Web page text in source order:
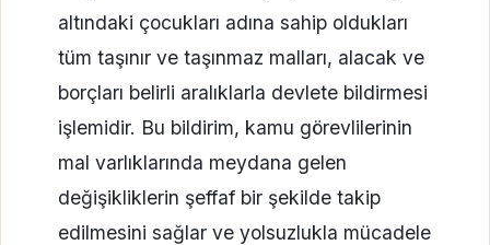
altındaki çocukları adına sahip oldukları
tüm taşınır ve taşınmaz malları, alacak ve
borçları belirli aralıklarla devlete bildirmesi
işlemidir. Bu bildirim, kamu görevlilerinin
mal varlıklarında meydana gelen
değişikliklerin şeffaf bir şekilde takip
edilmesini sağlar ve yolsuzlukla mücadele